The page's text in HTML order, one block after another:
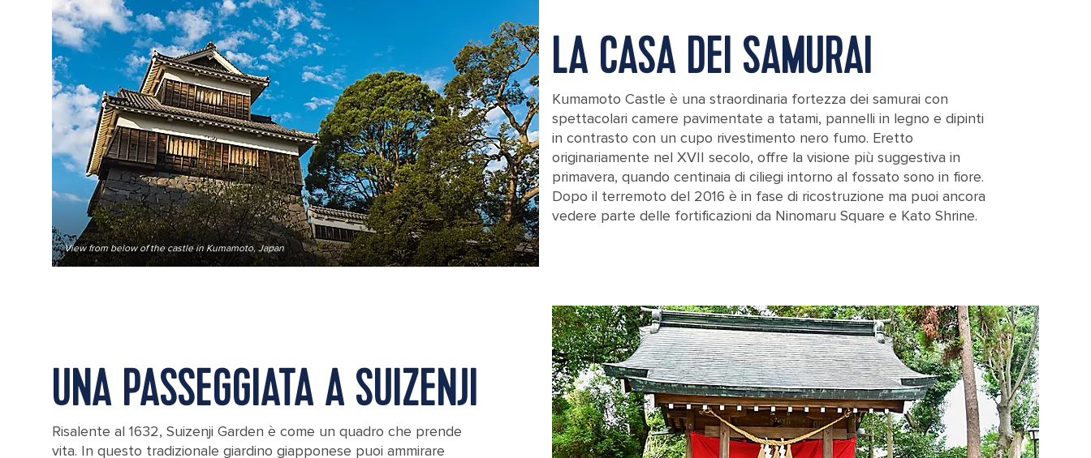
View from below of the castle in Kumamoto, Japan
LA CASA DEI SAMURAI
Kumamoto Castle è una straordinaria fortezza dei samurai con
spettacolari camere pavimentate a tatami, pannelli in legno e dipinti
in contrasto con un cupo rivestimento nero fumo. Eretto
originariamente nel XVII secolo, offre la visione più suggestiva in
primavera, quando centinaia di ciliegi intorno al fossato sono in fiore.
Dopo il terremoto del 2016 è in fase di ricostruzione ma puoi ancora
vedere parte delle fortificazioni da Ninomaru Square e Kato Shrine.
UNA PASSEGGIATA A SUIZENJI
Risalente al 1632, Suizenji Garden è come un quadro che prende
vita. In questo tradizionale giardino giapponese puoi ammirare